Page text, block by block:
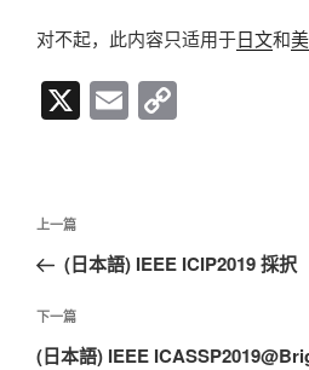
对不起，此内容只适用于日文和
X E
Li
文
导
航
上
一
文
章
上一篇
(日本語) IEEE ICIP2019 採択
下
一
下一篇
(日本語) IEEE